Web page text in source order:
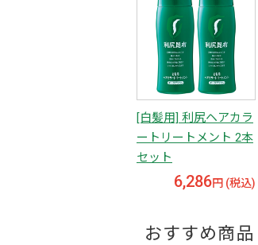
[白髪用] 利尻ヘアカラ
ートリートメント 2本
セット
6,286円 (税込)
おすすめ商品